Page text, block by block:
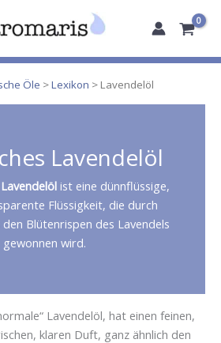
Öle >Lexikon > Lavendelöl
Lavendelöl
Lavendelölist eine dünnflüssige,
Flüssigkeit, die durch
Blütenrispen des Lavendels
gewonnen wird.
Lavendelöl, hat einen feinen,
klaren Duft, ganz ähnlich den